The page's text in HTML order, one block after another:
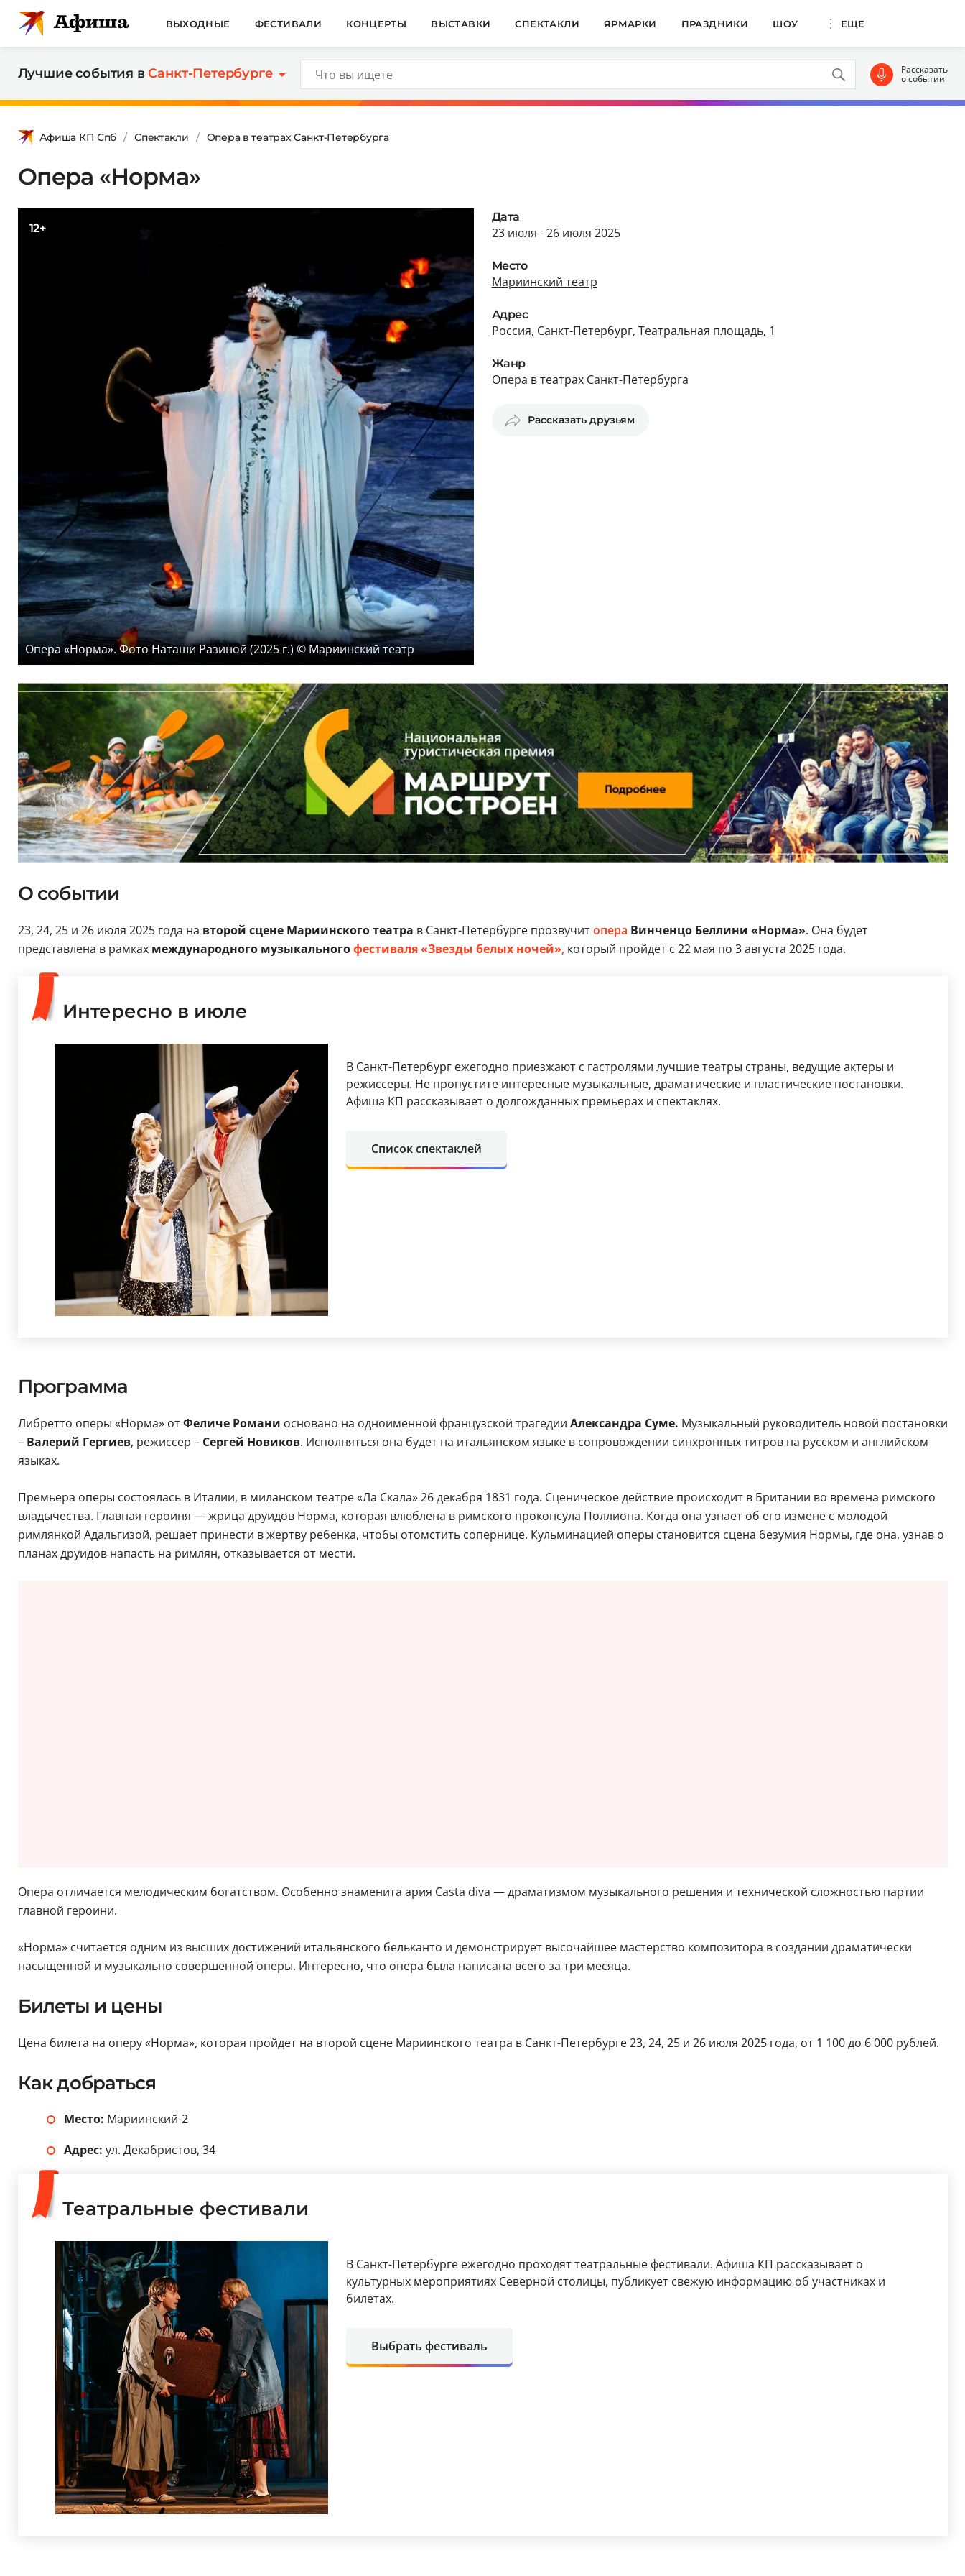
ВЫХОДНЫЕ ФЕСТИВАЛИ КОНЦЕРТЫ ВЫСТАВКИ СПЕКТАКЛИ ЯРМАРКИ ПРАЗДНИКИ ШОУ ЕЩЕ
Лучшие события вСанкт-Петербурге Рассказать
о событии
Афиша КП Спб Спектакли Опера в театрах Санкт-Петербурга
Опера «Норма»
12+
Опера «Норма». Фото Наташи Разиной (2025 г.) © Мариинский театр
Дата
23 июля - 26 июля 2025
Место
Мариинский театр
Адрес
Россия, Санкт-Петербург, Театральная площадь, 1
Жанр
Опера в театрах Санкт-Петербурга
Рассказать друзьям
О событии
23, 24, 25 и 26 июля 2025 года на второй сцене Мариинского театра в Санкт-Петербурге прозвучитопера Винченцо Беллини «Норма». Она будет
представлена в рамках международного музыкальногофестиваля «Звезды белых ночей»,который пройдет с 22 мая по 3 августа 2025 года.
Интересно в июле
В Санкт-Петербург ежегодно приезжают с гастролями лучшие театры страны, ведущие актеры и
режиссеры. Не пропустите интересные музыкальные, драматические и пластические постановки.
Афиша КП рассказывает о долгожданных премьерах и спектаклях.
Список спектаклей
Программа
Либретто оперы «Норма» отФеличе Романи основано на одноименной французской трагедии Александра Суме. Музыкальный руководитель новой постановки
– Валерий Гергиев, режиссер – Сергей Новиков. Исполняться она будет на итальянском языке в сопровождении синхронных титров на русском и английском
языках.
Премьера оперы состоялась в Италии, в миланском театре «Ла Скала» 26 декабря 1831 года. Сценическое действие происходит в Британии во времена римского
владычества. Главная героиня — жрица друидов Норма, которая влюблена в римского проконсула Поллиона. Когда она узнает об его измене с молодой
римлянкой Адальгизой, решает принести в жертву ребенка, чтобы отомстить сопернице. Кульминацией оперы становится сцена безумия Нормы, где она, узнав о
планах друидов напасть на римлян, отказывается от мести.
Опера отличается мелодическим богатством. Особенно знаменита ария Casta diva — драматизмом музыкального решения и технической сложностью партии
главной героини.
«Норма» считается одним из высших достижений итальянского бельканто и демонстрирует высочайшее мастерство композитора в создании драматически
насыщенной и музыкально совершенной оперы. Интересно, что опера была написана всего за три месяца.
Билеты и цены
Цена билета на оперу «Норма», которая пройдет на второй сцене Мариинского театра в Санкт-Петербурге 23, 24, 25 и 26 июля 2025 года, от 1 100 до 6 000 рублей.
Как добраться
Место: Мариинский-2
Адрес: ул. Декабристов, 34
Театральные фестивали
В Санкт-Петербурге ежегодно проходят театральные фестивали. Афиша КП рассказывает о
культурных мероприятиях Северной столицы, публикует свежую информацию об участниках и
билетах.
Выбрать фестиваль